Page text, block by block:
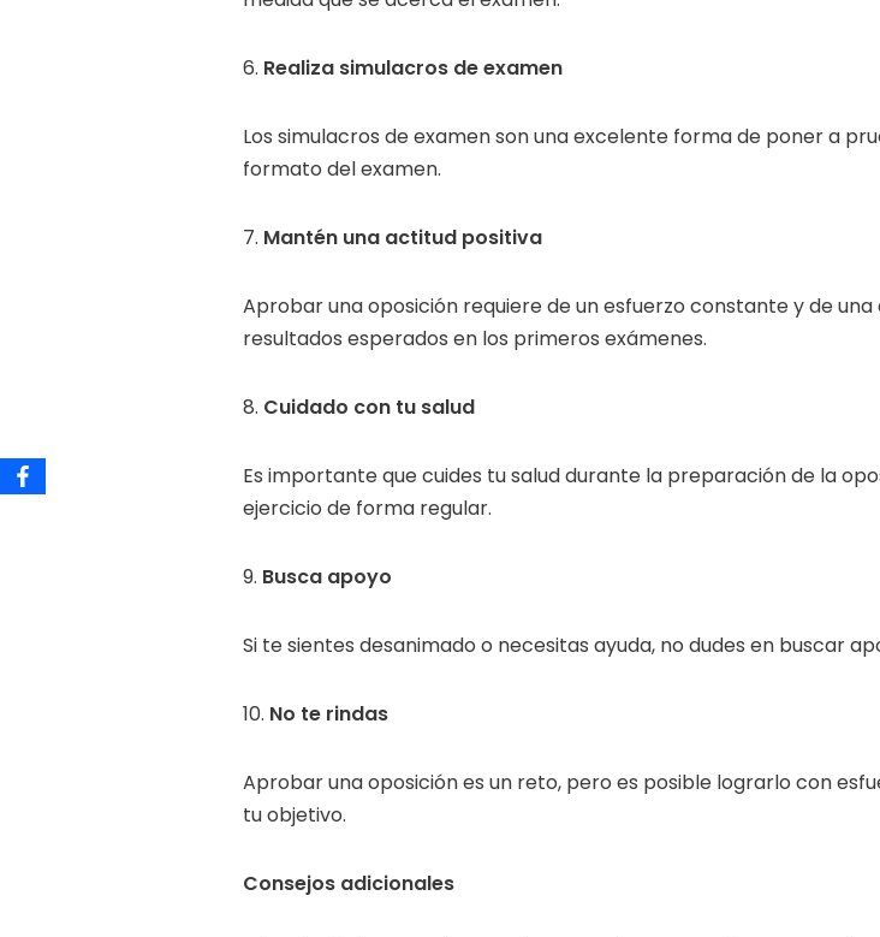
6. Realiza simulacros de examen
Los simulacros de examen son una excelente forma de poner a
formato del examen.
7. Mantén una actitud positiva
Aprobar una oposición requiere de un esfuerzo constante y de
resultados esperados en los primeros exámenes.
8. Cuidado con tu salud
Es importante que cuides tu salud durante la preparación de la
ejercicio de forma regular.
9. Busca apoyo
Si te sientes desanimado o necesitas ayuda, no dudes en buscar
10. No te rindas
Aprobar una oposición es un reto, pero es posible lograrlo con
tu objetivo.
Consejos adicionales